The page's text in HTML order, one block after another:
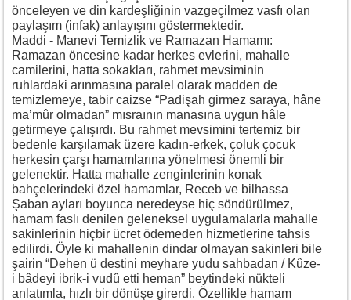
önceleyen ve din kardeşliğinin vazgeçilmez vasfı olan
paylaşım (infak) anlayışını göstermektedir.
Maddi - Manevi Temizlik ve Ramazan Hamamı:
Ramazan öncesine kadar herkes evlerini, mahalle
camilerini, hatta sokakları, rahmet mevsiminin
ruhlardaki arınmasına paralel olarak madden de
temizlemeye, tabir caizse “Padişah girmez saraya, hâne
ma’mûr olmadan” mısraının manasına uygun hâle
getirmeye çalışırdı. Bu rahmet mevsimini tertemiz bir
bedenle karşılamak üzere kadın-erkek, çoluk çocuk
herkesin çarşı hamamlarına yönelmesi önemli bir
gelenektir. Hatta mahalle zenginlerinin konak
bahçelerindeki özel hamamlar, Receb ve bilhassa
Şaban ayları boyunca neredeyse hiç söndürülmez,
hamam faslı denilen geleneksel uygulamalarla mahalle
sakinlerinin hiçbir ücret ödemeden hizmetlerine tahsis
edilirdi. Öyle ki mahallenin dindar olmayan sakinleri bile
şairin “Dehen ü destini meyhare yudu sahbadan / Kûze-
i bâdeyi ibrik-i vudû etti heman” beytindeki nükteli
anlatımla, hızlı bir dönüşe girerdi. Özellikle hamam